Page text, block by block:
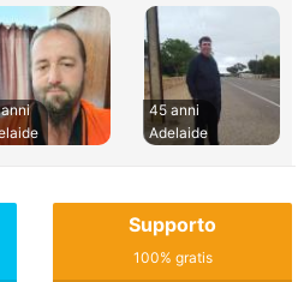
45 anni
Adelaide
Supporto
100% gratis